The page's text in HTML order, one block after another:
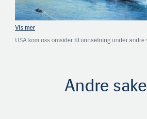
USA kom oss omsider til unnsetning under andre
Andre